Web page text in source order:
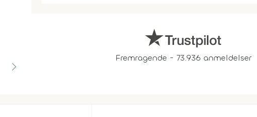
Fremragende - 73.936 anmeldelser